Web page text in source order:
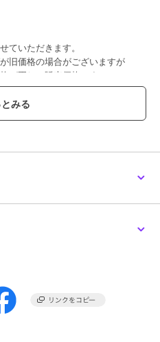
ていただきます。
旧価格の場合がございますが
が正しい販売価格です｡
い申し上げます｡
す
扱い方法